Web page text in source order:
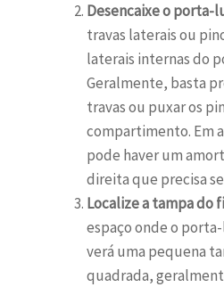
Desencaixe o porta-
travas laterais ou
laterais internas do
Geralmente, basta
travas ou puxar os
compartimento. Em
pode haver um
direita que precisa
Localize a tampa do
espaço onde o
verá uma pequena
quadrada,